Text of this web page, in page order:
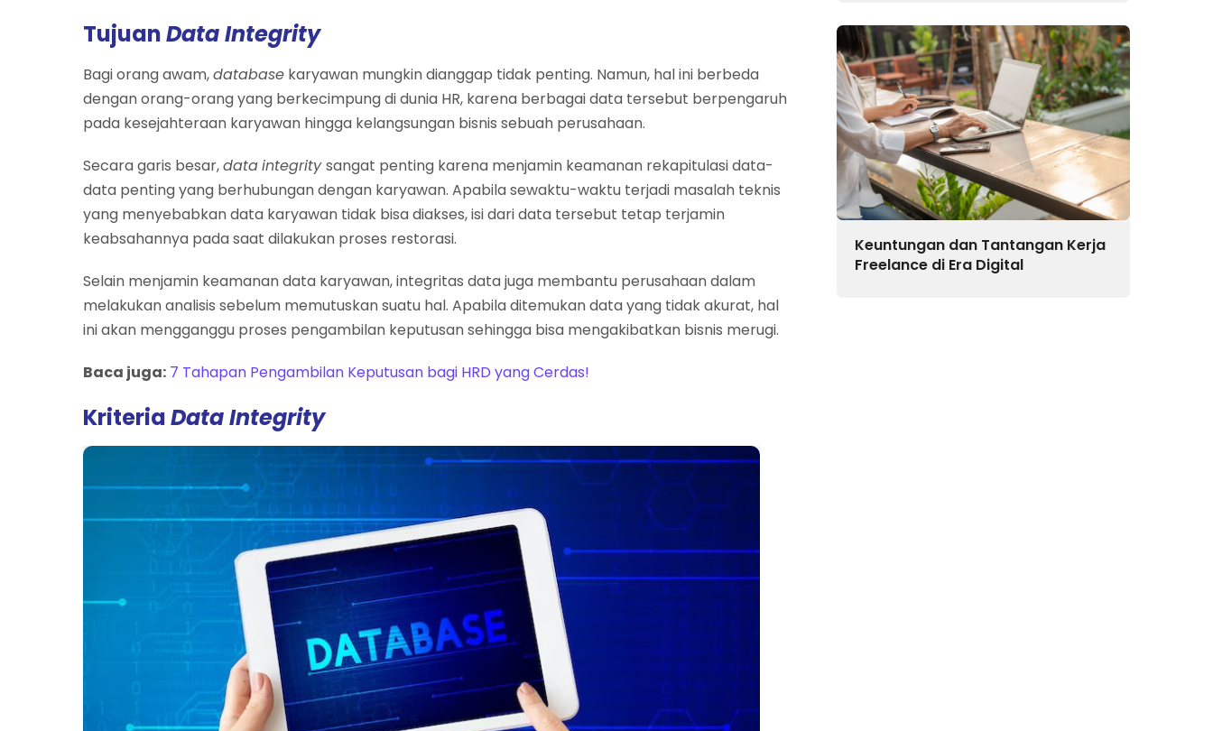
TujuanData Integrity
Bagi orang awam,database karyawan mungkin dianggap tidak penting. Namun, hal ini berbeda
dengan orang-orang yang berkecimpung di dunia HR, karena berbagai data tersebut berpengaruh
pada kesejahteraan karyawan hingga kelangsungan bisnis sebuah perusahaan.
Secara garis besar,dataintegritysangat penting karena menjamin keamanan rekapitulasi data-
data penting yang berhubungan dengan karyawan. Apabila sewaktu-waktu terjadi masalah teknis
yang menyebabkan data karyawan tidak bisa diakses, isi dari data tersebut tetap terjamin
keabsahannya pada saat dilakukan proses restorasi.
Selain menjamin keamanan data karyawan, integritas data juga membantu perusahaan dalam
melakukan analisis sebelum memutuskan suatu hal. Apabila ditemukan data yang tidak akurat, hal
ini akan mengganggu proses pengambilan keputusan sehingga bisa mengakibatkan bisnis merugi.
Baca juga: 7 Tahapan Pengambilan Keputusan bagi HRD yang Cerdas!
KriteriaData Integrity
Keuntungan dan Tantangan Kerja
Freelance di Era Digital